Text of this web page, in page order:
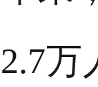
2.7万